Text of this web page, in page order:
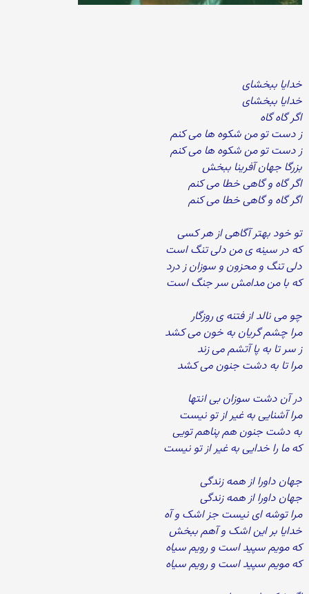
خدایا ببخشای
خدایا ببخشای
اگر گاه گاه
ز دست تو من شکوه ها می کنم
ز دست تو من شکوه ها می کنم
بزرگا جهان آفرینا ببخش
اگر گاه و گاهی خطا می کنم
اگر گاه و گاهی خطا می کنم
تو خود بهتر آگاهی از هر کسی
که در سینه ی من دلی تنگ است
دلی تنگ و محزون و سوزان ز درد
که با من مدامش سر جنگ است
چو می نالد از فتنه ی روزگار
مرا چشم گریان به خون می کشد
ز سر تا به پا آتشم می زند
مرا تا به دشت جنون می کشد
در آن دشت سوزان بی انتها
مرا آشنایی به غیر از تو نیست
به دشت جنون هم پناهم تویی
که ما را خدایی به غیر از تو نیست
جهان داورا از همه زندگی
جهان داورا از همه زندگی
مرا توشه ای نیست جز اشک و آه
خدایا بر این اشک و آهم ببخش
که مویم سپید است و رویم سیاه
که مویم سپید است و رویم سیاه